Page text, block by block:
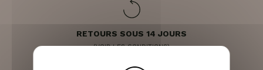
RETOURS SOUS 14 JOURS
(VOIR LES CONDITIONS)